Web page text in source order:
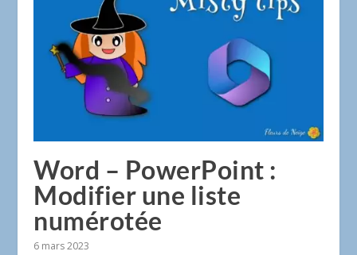
Word – PowerPoint :
Modifier une liste
numérotée
6 mars 2023